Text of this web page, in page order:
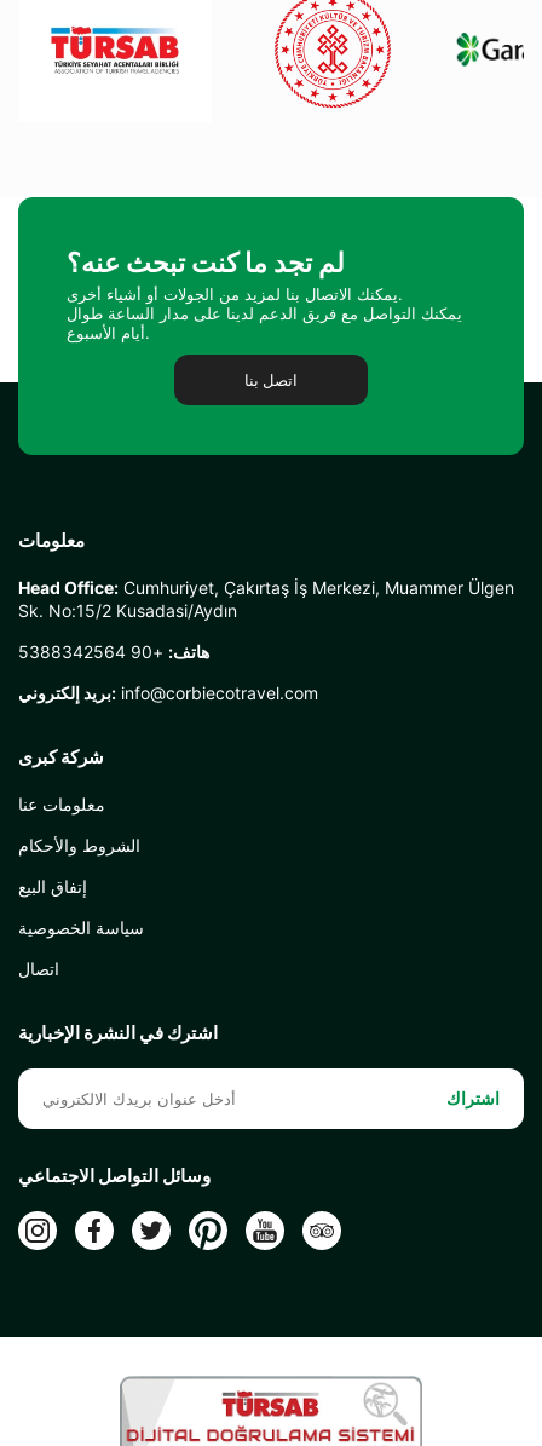
لم تجد ما كنت تبحث عنه؟
يمكنك الاتصال بنا لمزيد من الجولات أو أشياء أخرى.
يمكنك التواصل مع فريق الدعم لدينا على مدار الساعة طوال
أيام الأسبوع.
اتصل بنا
معلومات
Head Office: Cumhuriyet, Çakırtaş İş Merkezi, Muammer Ülgen
Sk. No:15/2 Kusadasi/Aydın
هاتف: +90 5388342564
بريد إلكتروني: info@corbiecotravel.com
شركة كبرى
معلومات عنا
الشروط والأحكام
إتفاق البيع
سياسة الخصوصية
اتصال
اشترك في النشرة الإخبارية
اشتراك
وسائل التواصل الاجتماعي